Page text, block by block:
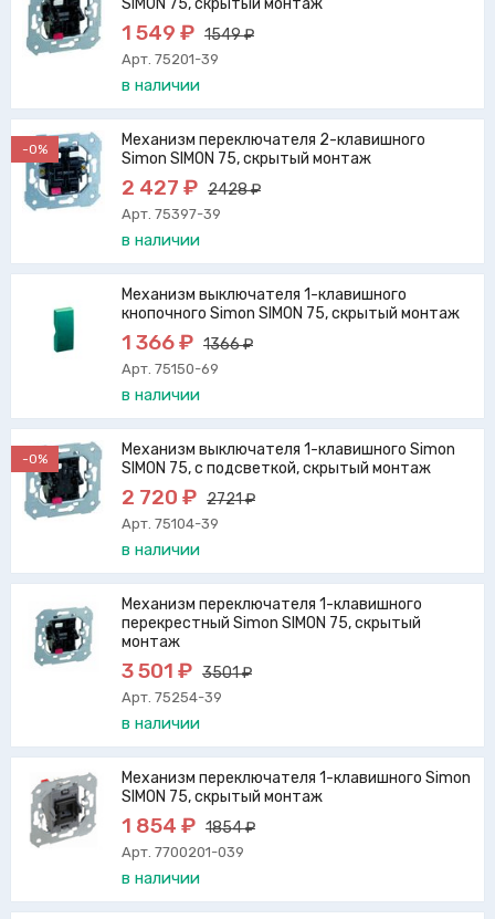
SIMON 75, скрытый монтаж
1 549 ₽ 1549 ₽
Арт. 75201-39
в наличии
-0%
Механизм переключателя 2-клавишного
Simon SIMON 75, скрытый монтаж
2 427 ₽ 2428 ₽
Арт. 75397-39
в наличии
Механизм выключателя 1-клавишного
кнопочного Simon SIMON 75, скрытый монтаж
1 366 ₽ 1366 ₽
Арт. 75150-69
в наличии
-0%
Механизм выключателя 1-клавишного Simon
SIMON 75, с подсветкой, скрытый монтаж
2 720 ₽ 2721 ₽
Арт. 75104-39
в наличии
Механизм переключателя 1-клавишного
перекрестный Simon SIMON 75, скрытый
монтаж
3 501 ₽ 3501 ₽
Арт. 75254-39
в наличии
Механизм переключателя 1-клавишного Simon
SIMON 75, скрытый монтаж
1 854 ₽ 1854 ₽
Арт. 7700201-039
в наличии